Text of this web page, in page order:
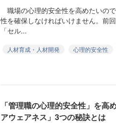
職場の心理的安全性を高めたいの
性を確保しなければいけません。前
「セル...
人材育成・人材開発 心理的安全性
「管理職の心理的安全性」を高
アウェアネス」3つの秘訣とは